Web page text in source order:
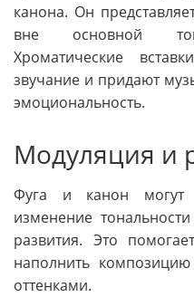
канона. Он
вне основной
Хроматические
звучание и придают
эмоциональность.
Модуляция и
Фуга и канон могут
изменение
развития. Это
наполнить
оттенками.